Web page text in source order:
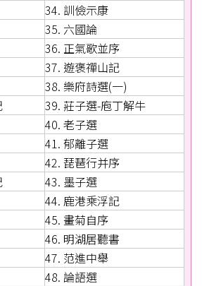
34. 訓儉示康
35. 六國論
36. 正氣歌並序
37. 遊褒禪山記
38. 樂府詩選(一)
39. 莊子選-庖丁解牛
40. 老子選
41. 郁離子選
42. 琵琶行并序
43. 墨子選
44. 鹿港乘浮記
45. 畫菊自序
46. 明湖居聽書
47. 范進中舉
48. 論語選